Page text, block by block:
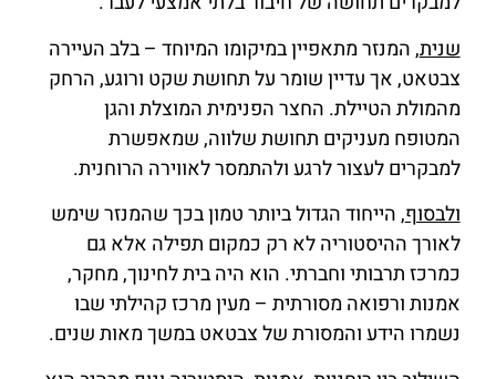
שנית, המנזר מתאפיין במיקומו המיוחד – בלב העיירה
צבטאט, אך עדיין שומר על תחושת שקט ורוגע, הרחק
מהמולת הטיילת. החצר הפנימית המוצלת והגן
המטופח מעניקים תחושת שלווה, שמאפשרת
למבקרים לעצור לרגע ולהתמסר לאווירה הרוחנית.
ולבסוף, הייחוד הגדול ביותר טמון בכך שהמנזר שימש
לאורך ההיסטוריה לא רק כמקום תפילה אלא גם
כמרכז תרבותי וחברתי. הוא היה בית לחינוך, מחקר,
אמנות ורפואה מסורתית – מעין מרכז קהילתי שבו
נשמרו הידע והמסורת של צבטאט במשך מאות שנים.